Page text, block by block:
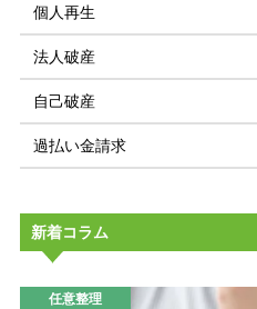
個人再生
法人破産
自己破産
過払い金請求
新着コラム
任意整理